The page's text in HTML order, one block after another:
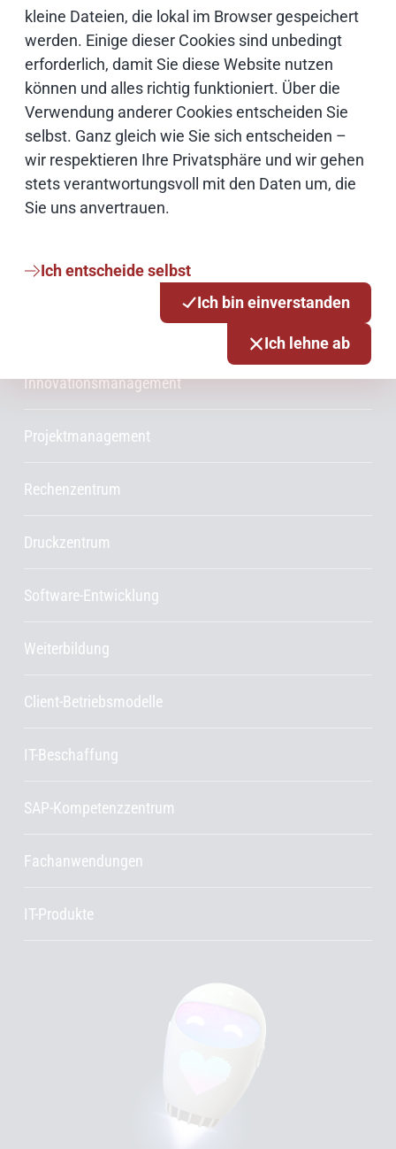
kleine Dateien, die lokal im Browser gespeichert
werden. Einige dieser Cookies sind unbedingt
erforderlich, damit Sie diese Website nutzen
können und alles richtig funktioniert. Über die
Verwendung anderer Cookies entscheiden Sie
selbst. Ganz gleich wie Sie sich entscheiden –
wir respektieren Ihre Privatsphäre und wir gehen
stets verantwortungsvoll mit den Daten um, die
Sie uns anvertrauen.
Ich entscheide selbst
Ich bin einverstanden
Ich lehne ab
IT Sicherheit
Onlinezugangsgesetz
Cloud
Netze
Services & Produkte
Innovationsmanagement
Projektmanagement
Rechenzentrum
Druckzentrum
Software-Entwicklung
Weiterbildung
Client-Betriebsmodelle
IT-Beschaffung
SAP-Kompetenzzentrum
Fachanwendungen
IT-Produkte